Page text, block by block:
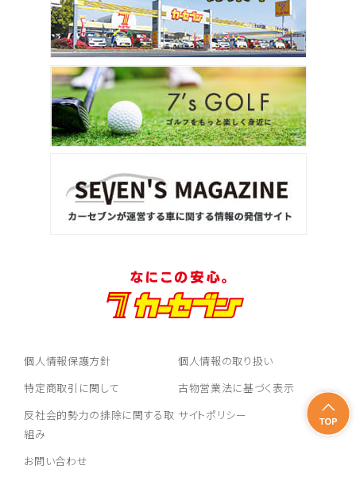
個人情報保護方針
個人情報の取り扱い
特定商取引に関して
古物営業法に基づく表示
反社会的勢力の排除に関する取
組み
サイトポリシー
お問い合わせ